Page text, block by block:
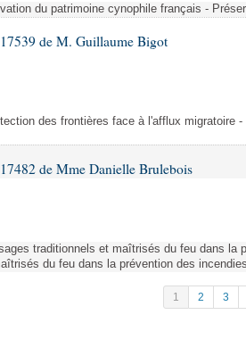
du patrimoine cynophile français -
de M. Guillaume Bigot
des frontières face à l'afflux migratoire
de Mme Danielle Brulebois
traditionnels et maîtrisés du feu dans la
du feu dans la prévention des
1 2 3